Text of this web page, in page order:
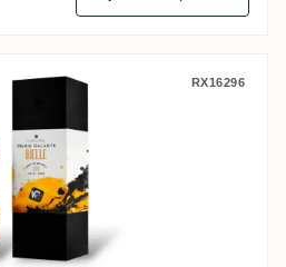
Bielle 278 Collection
RX16296